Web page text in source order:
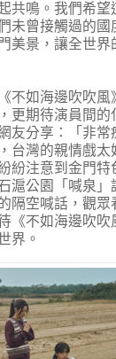
共鳴。我們希
未曾接觸過的國
美景，讓全世界
不如海邊吹吹風
更期待演員間的
友分享：「非常
台灣的親情戲太
紛注意到金門特
滬公園「喊泉」
隔空喊話，觀
《不如海邊吹吹
界。